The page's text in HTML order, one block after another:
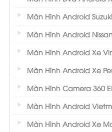
Màn Hình Android Suzuki
Màn Hình Android
Màn Hình Android Xe
Màn Hình Android Xe
Màn Hình Camera 360
Màn Hình Android
Màn Hình Android Xe